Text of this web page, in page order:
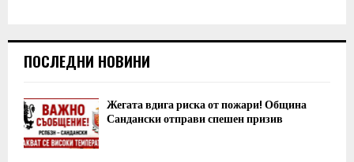
ПОСЛЕДНИ НОВИНИ
Жегата вдига риска от пожари! Община
Сандански отправи спешен призив